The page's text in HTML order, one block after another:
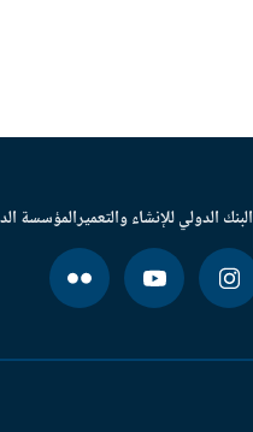
البنك الدولي للإنشاء والتعميرالمؤسسة